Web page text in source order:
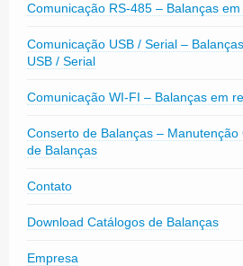
Comunicação RS-485 – Balanças
Comunicação USB / Serial –
USB / Serial
Comunicação WI-FI – Balanças em
Conserto de Balanças –
de Balanças
Contato
Download Catálogos de Balanças
Empresa